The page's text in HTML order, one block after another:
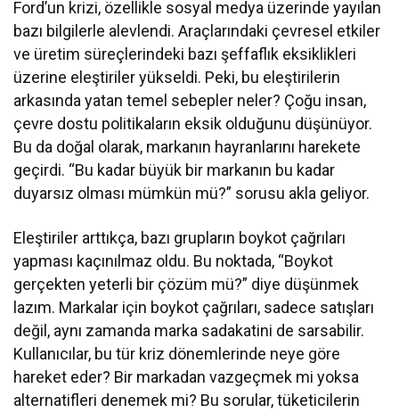
Ford’un krizi, özellikle sosyal medya üzerinde yayılan
bazı bilgilerle alevlendi. Araçlarındaki çevresel etkiler
ve üretim süreçlerindeki bazı şeffaflık eksiklikleri
üzerine eleştiriler yükseldi. Peki, bu eleştirilerin
arkasında yatan temel sebepler neler? Çoğu insan,
çevre dostu politikaların eksik olduğunu düşünüyor.
Bu da doğal olarak, markanın hayranlarını harekete
geçirdi. “Bu kadar büyük bir markanın bu kadar
duyarsız olması mümkün mü?” sorusu akla geliyor.
Eleştiriler arttıkça, bazı grupların boykot çağrıları
yapması kaçınılmaz oldu. Bu noktada, “Boykot
gerçekten yeterli bir çözüm mü?” diye düşünmek
lazım. Markalar için boykot çağrıları, sadece satışları
değil, aynı zamanda marka sadakatini de sarsabilir.
Kullanıcılar, bu tür kriz dönemlerinde neye göre
hareket eder? Bir markadan vazgeçmek mi yoksa
alternatifleri denemek mi? Bu sorular, tüketicilerin